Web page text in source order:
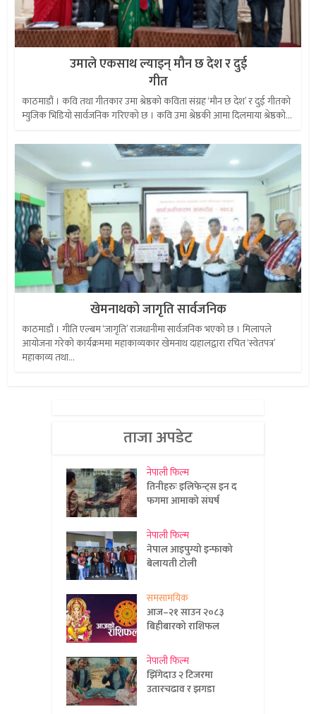
उमाले एकसाथ ल्याइन् मौन छ देश र दुई
गीत
काठमाडौं । कवि तथा गीतकार उमा श्रेष्ठको कविता संग्रह ‘मौन छ देश’ र दुई गीतको
म्युजिक भिडियो सार्वजनिक गरिएको छ । कवि उमा श्रेष्ठकी आमा दिलमाया श्रेष्ठको...
खेमनाथको जागृति सार्वजनिक
काठमाडौं । गीति एल्बम ‘जागृति’ राजधानीमा सार्वजनिक भएको छ । मिलापले
आयोजना गरेको कार्यक्रममा महाकाव्यकार खेमनाथ दाहालद्वारा रचित ‘स्वेतपत्र’
महाकाव्य तथा...
ताजा अपडेट
नेपाली फिल्म
तिनीहरुः इलिफेन्ट्स इन द
फगमा आमाको संघर्ष
नेपाली फिल्म
नेपाल आइपुग्यो इन्फाको
बेलायती टोली
समसामयिक
आज–२१ साउन २०८३
बिहीबारको राशिफल
नेपाली फिल्म
झिँगेदाउ २ टिजरमा
उतारचढाव र झगडा